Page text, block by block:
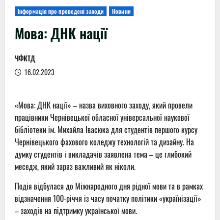
Інформація про проведені заходи Новини
Мова: ДНК нації
ЧФКТД
16.02.2023
«Мова: ДНК нації» – назва виховного заходу, який провели
працівники Чернівецької обласної універсальної наукової
бібліотеки ім. Михайла Івасюка для студентів першого курсу
Чернівецького фахового коледжу технологій та дизайну. На
думку студентів і викладачів заявлена тема – це глибокий
меседж, який зараз важливий як ніколи.
Подія відбулася до Міжнародного дня рідної мови та в рамках
відзначення 100-річчя із часу початку політики «українізації»
– заходів на підтримку української мови.